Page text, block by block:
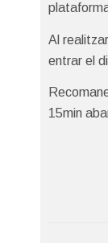
Al
entrar el
15min